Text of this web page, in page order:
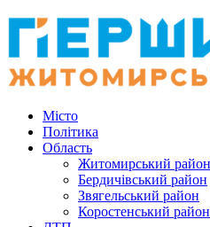
Місто
Політика
Область
Житомирський район
Бердичівський район
Звягельський район
Коростенський район